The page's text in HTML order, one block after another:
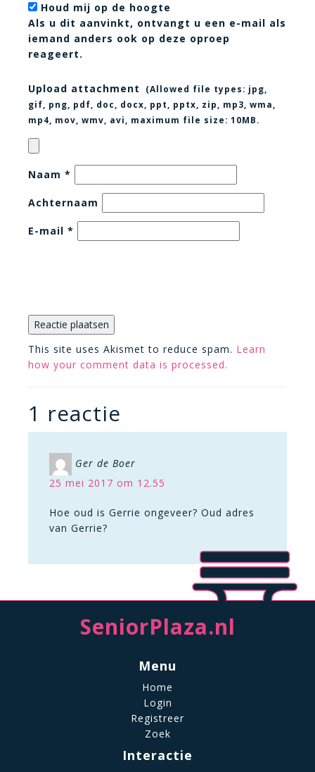
Houd mij op de hoogte
Als u dit aanvinkt, ontvangt u een e-mail als
iemand anders ook op deze oproep
reageert.
Upload attachment (Allowed file types: jpg,
gif, png, pdf, doc, docx, ppt, pptx, zip, mp3, wma,
mp4, mov, wmv, avi
, maximum file size: 10MB.
Naam *
Achternaam
E-mail *
This site uses Akismet to reduce spam. Learn
how your comment data is processed.
1 reactie
Ger de Boer
25 mei 2017 om 12.55
Hoe oud is Gerrie ongeveer? Oud adres
van Gerrie?
SeniorPlaza.nl
Menu
Home
Login
Registreer
Zoek
Interactie